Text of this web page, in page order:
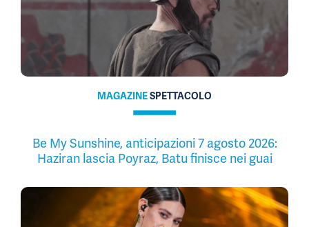
MAGAZINESPETTACOLO
Be My Sunshine, anticipazioni 7 agosto 2026:
Haziran lascia Poyraz, Batu finisce nei guai